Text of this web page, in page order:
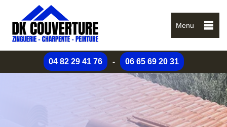
Menu
04 82 29 41 76 - 06 65 69 20 31